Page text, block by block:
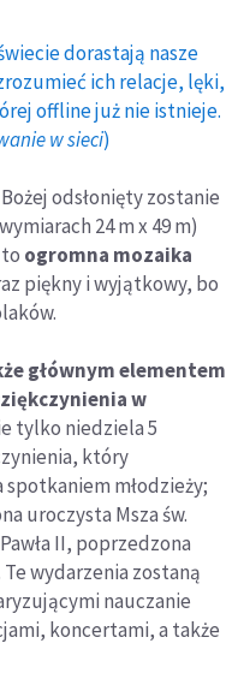
dorastają nasze
ich relacje, lęki,
offline już nie istnieje.
w sieci)
odsłonięty zostanie
24 m x 49 m)
ogromna mozaika
piękny i wyjątkowy, bo
głównym elementem
w
tylko niedziela 5
który
spotkaniem młodzieży;
uroczysta Msza św.
II, poprzedzona
Te wydarzenia zostaną
nauczanie
koncertami, a także